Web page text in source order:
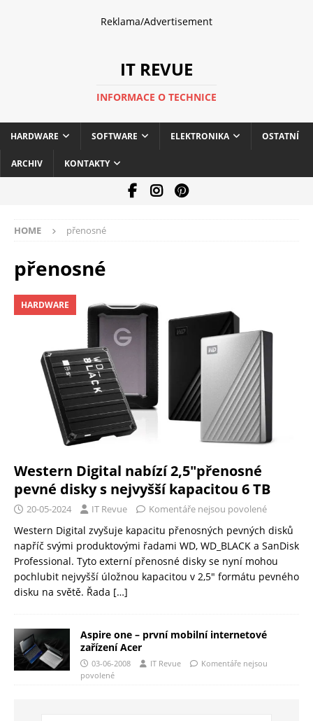
Reklama/Advertisement
IT REVUE
INFORMACE O TECHNICE
HARDWARE SOFTWARE ELEKTRONIKA OSTATNÍ
ARCHIV KONTAKTY
HOME přenosné
přenosné
HARDWARE
Western Digital nabízí 2,5″přenosné
pevné disky s nejvyšší kapacitou 6 TB
20-05-2024 IT Revue Komentáře nejsou povolené
Western Digital zvyšuje kapacitu přenosných pevných disků
napříč svými produktovými řadami WD, WD_BLACK a SanDisk
Professional. Tyto externí přenosné disky se nyní mohou
pochlubit nejvyšší úložnou kapacitou v 2,5″ formátu pevného
disku na světě. Řada […]
Aspire one – první mobilní internetové
zařízení Acer
03-06-2008 IT Revue
Komentáře nejsou
povolené